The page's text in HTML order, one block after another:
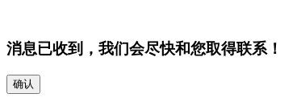
消息已收到，我们会尽快和您取得联系！
确认